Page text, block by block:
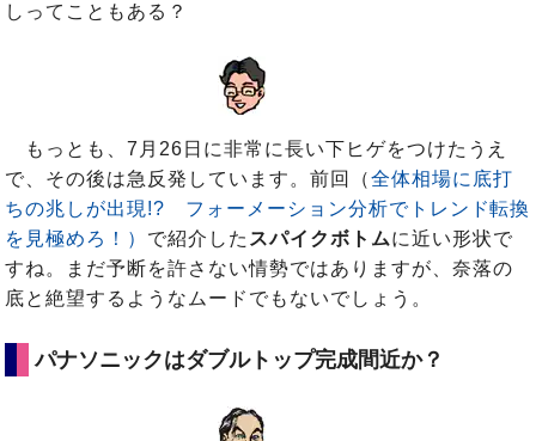
しってこともある？
もっとも、7月26日に非常に長い下ヒゲをつけたうえ
で、その後は急反発しています。前回（全体相場に底打
ちの兆しが出現!? フォーメーション分析でトレンド転換
を見極めろ！） で紹介した スパイクボトムに近い形状で
すね。まだ予断を許さない情勢ではありますが、奈落の
底と絶望するようなムードでもないでしょう。
パナソニックはダブルトップ完成間近か？